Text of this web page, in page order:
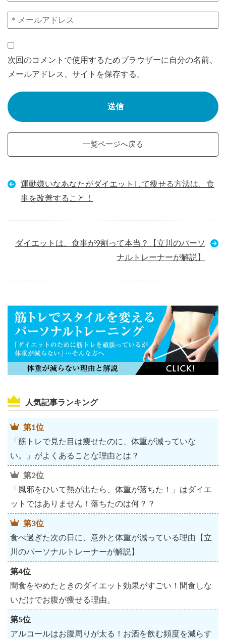
次回のコメントで使用するためブラウザーに自分の名前、
メールアドレス、サイトを保存する。
一覧ページへ戻る
運動嫌いなあなたがダイエットして痩せる方法は、食
事を改善すること！
ダイエットは、食事が9割って本当？【立川のパーソ
ナルトレーナーが解説】
人気記事ランキング
第1位
「筋トレで見た目は痩せたのに、体重が減っていな
い。」がよくあることな理由とは？
第2位
「風邪をひいて熱が出たら、体重が落ちた！」はダイエ
ットではありません！落ちたのは何？？
第3位
食べ過ぎた次の日に、意外と体重が減っている理由【立
川のパーソナルトレーナーが解説】
第4位
間食をやめたときのダイエット効果がすごい！間食しな
いだけでお腹が痩せる理由。
第5位
アルコールはお腹周りが太る！お酒を飲む頻度を減らす